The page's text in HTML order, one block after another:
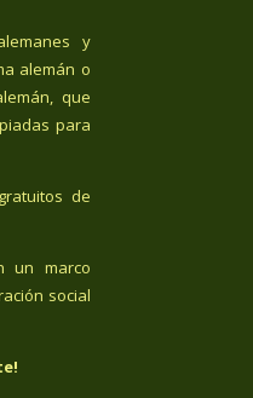
y
alemán o
que
para
de
un marco
social